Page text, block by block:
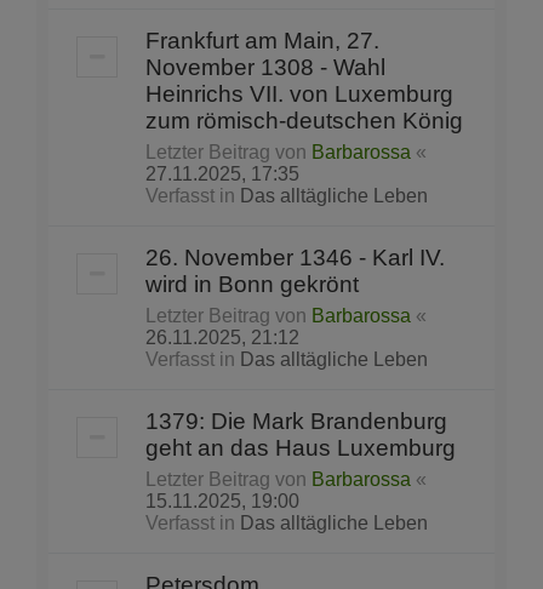
Frankfurt am Main, 27.
November 1308 - Wahl
Heinrichs VII. von Luxemburg
zum römisch-deutschen König
Letzter Beitrag von Barbarossa «
27.11.2025, 17:35
Verfasst in Das alltägliche Leben
26. November 1346 - Karl IV.
wird in Bonn gekrönt
Letzter Beitrag von Barbarossa «
26.11.2025, 21:12
Verfasst in Das alltägliche Leben
1379: Die Mark Brandenburg
geht an das Haus Luxemburg
Letzter Beitrag von Barbarossa «
15.11.2025, 19:00
Verfasst in Das alltägliche Leben